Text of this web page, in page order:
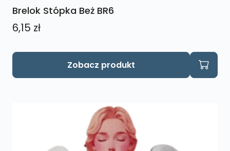
Brelok Stópka Beż BR6
6,15 zł
Zobacz produkt